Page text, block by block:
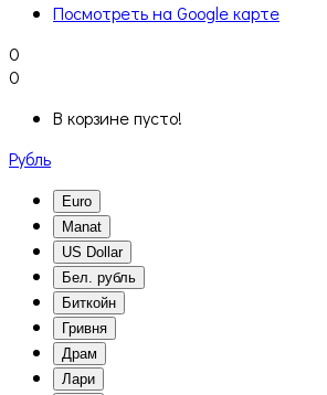
Посмотреть на Google карте
0
0
В корзине пусто!
Рубль
Euro
Manat
US Dollar
Бел. рубль
Биткойн
Гривня
Драм
Лари